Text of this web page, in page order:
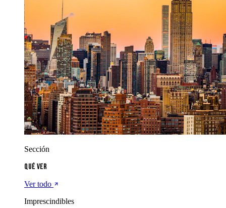
Sección
Qué ver
Ver todo
Imprescindibles